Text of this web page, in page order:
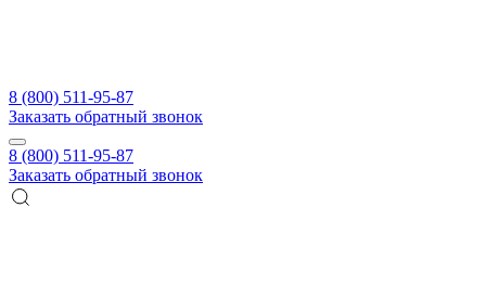
8 (800) 511-95-87
Заказать обратный звонок
8 (800) 511-95-87
Заказать обратный звонок